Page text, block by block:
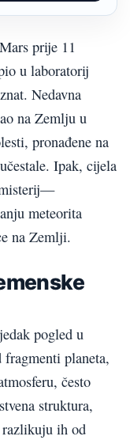
prije 11
u laboratorij
Nedavna
na Zemlju u
pronađene na
Ipak, cijela
misterij—
meteorita
na Zemlji.
pogled u
planeta,
često
struktura,
razlikuju ih od